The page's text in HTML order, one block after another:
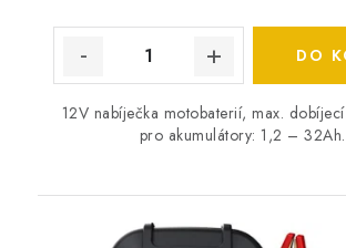
DO
12V nabíječka motobaterií, max.
pro akumulátory: 1,2 –